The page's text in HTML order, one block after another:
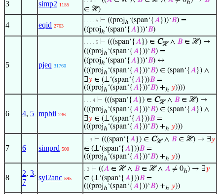
3 simp2 1155 ℎ
∈ ℋ)
4 eqid 2763
. . . . 5 ⊢ ((projℎ ‘(span‘{𝐴}))‘𝐵) =
((projℎ ‘(span‘{𝐴}))‘𝐵)
5 pjeq 31760
. . . . 5 ⊢ (((span‘{𝐴}) ∈ Cℋ∧ 𝐵 ∈ ℋ) →
(((projℎ ‘(span‘{𝐴}))‘𝐵) =
((projℎ ‘(span‘{𝐴}))‘𝐵) ↔
(((projℎ ‘(span‘{𝐴}))‘𝐵) ∈ (span‘{𝐴}) ∧
∃𝑦 ∈ (⊥‘(span‘{𝐴}))𝐵 =
(((projℎ ‘(span‘{𝐴}))‘𝐵) +ℎ 𝑦))))
6 4, 5 mpbii 236
. . . 4 ⊢ (((span‘{𝐴}) ∈ Cℋ∧ 𝐵 ∈ ℋ) →
(((projℎ ‘(span‘{𝐴}))‘𝐵) ∈ (span‘{𝐴}) ∧
∃𝑦 ∈ (⊥‘(span‘{𝐴}))𝐵 =
(((projℎ ‘(span‘{𝐴}))‘𝐵) +ℎ 𝑦)))
7 6 simprd 500
. . 3 ⊢ (((span‘{𝐴}) ∈ Cℋ∧ 𝐵 ∈ ℋ) → ∃𝑦
∈ (⊥‘(span‘{𝐴}))𝐵 =
(((projℎ ‘(span‘{𝐴}))‘𝐵) +ℎ 𝑦))
8
2, 3,
7
syl2anc 595
. 2 ⊢ ((𝐴 ∈ ℋ ∧ 𝐵 ∈ ℋ ∧ 𝐴 ≠ 0ℎ) → ∃𝑦
∈ (⊥‘(span‘{𝐴}))𝐵 =
(((projℎ ‘(span‘{𝐴}))‘𝐵) +ℎ 𝑦))